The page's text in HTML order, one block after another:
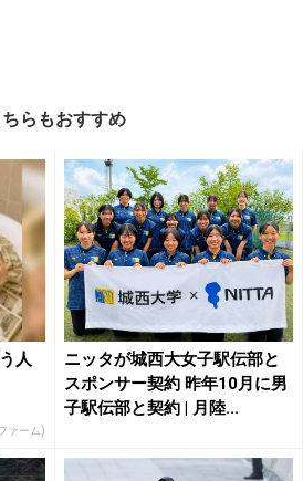
ちらもおすすめ
人
ァーム)
ニッタが城西大女子駅伝部と
スポンサー契約 昨年10月に男
子駅伝部と契約 | 月陸...